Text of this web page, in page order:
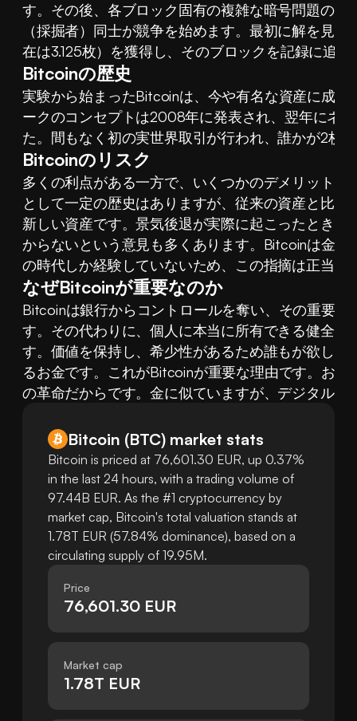
す。その後、各ブロック固有の複雑な暗号問題の解
（採掘者）同士が競争を始めます。最初に解を見
在は3.125枚）を獲得し、そのブロックを記録に追
Bitcoinの歴史
実験から始まったBitcoinは、今や有名な資産に成長
ークのコンセプトは2008年に発表され、翌年にネ
た。間もなく初の実世界取引が行われ、誰かが2枚
Bitcoinのリスク
多くの利点がある一方で、いくつかのデメリットも
として一定の歴史はありますが、従来の資産と比べ
新しい資産です。景気後退が実際に起こったときに
からないという意見も多くあります。Bitcoinは金融
の時代しか経験していないため、この指摘は正当だ
なぜBitcoinが重要なのか
Bitcoinは銀行からコントロールを奪い、その重要性
す。その代わりに、個人に本当に所有できる健全な
す。価値を保持し、希少性があるため誰もが欲しが
るお金です。これがBitcoinが重要な理由です。お金
の革命だからです。金に似ていますが、デジタルで
Bitcoin (BTC) market stats
Bitcoin is priced at 76,601.30 EUR, up 0.37%
in the last 24 hours, with a trading volume of
97.44B EUR. As the #1 cryptocurrency by
market cap, Bitcoin's total valuation stands at
1.78T EUR (57.84% dominance), based on a
circulating supply of 19.95M.
Price
76,601.30 EUR
Market cap
1.78T EUR